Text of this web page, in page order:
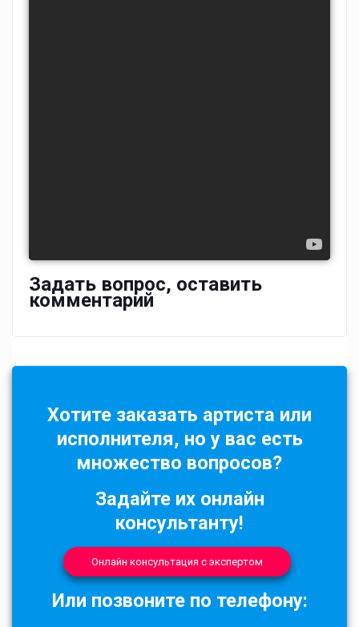
Задать вопрос, оставить
комментарий
Хотите заказать артиста или
исполнителя, но у вас есть
множество вопросов?
Задайте их онлайн
консультанту!
Онлайн консультация с экспертом
Или позвоните по телефону: